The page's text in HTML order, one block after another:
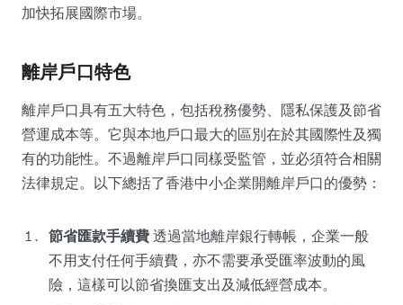
加快拓展國際市場。
離岸戶口特色
離岸戶口具有五大特色，包括稅務優勢、隱私保護及節省
營運成本等。它與本地戶口最大的區別在於其國際性及獨
有的功能性。不過離岸戶口同樣受監管，並必須符合相關
法律規定。以下總括了香港中小企業開離岸戶口的優勢：
節省匯款手續費 透過當地離岸銀行轉帳，企業一般
不用支付任何手續費，亦不需要承受匯率波動的風
險，這樣可以節省換匯支出及減低經營成本。